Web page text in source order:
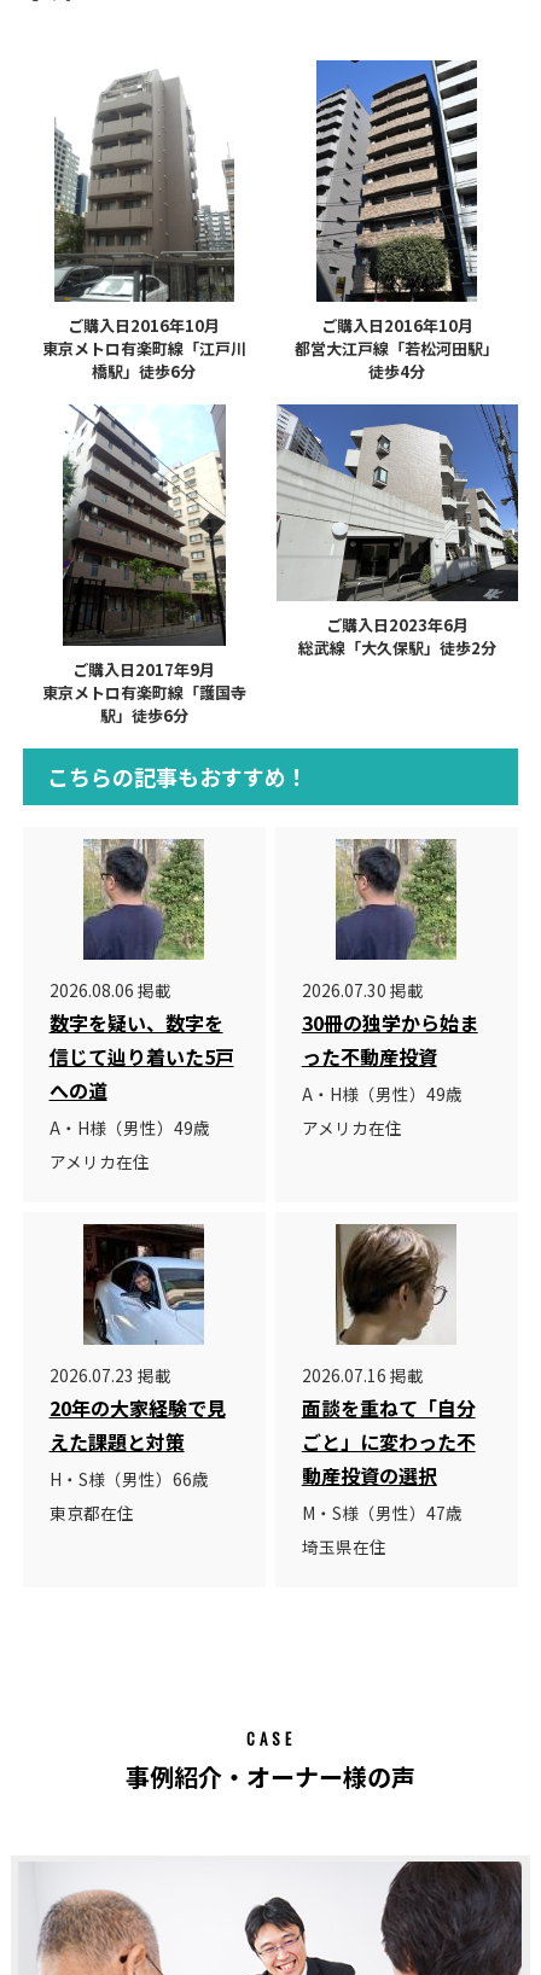
ご購入日2016年10月
東京メトロ有楽町線「江戸川
橋駅」徒歩6分
ご購入日2016年10月
都営大江戸線「若松河田駅」
徒歩4分
ご購入日2017年9月
東京メトロ有楽町線「護国寺
駅」徒歩6分
ご購入日2023年6月
総武線「大久保駅」徒歩2分
こちらの記事もおすすめ！
2026.08.06 掲載
数字を疑い、数字を
信じて辿り着いた5戸
への道
A・H様（男性）49歳
アメリカ在住
2026.07.30 掲載
30冊の独学から始ま
った不動産投資
A・H様（男性）49歳
アメリカ在住
2026.07.23 掲載
20年の大家経験で見
えた課題と対策
H・S様（男性）66歳
東京都在住
2026.07.16 掲載
面談を重ねて「自分
ごと」に変わった不
動産投資の選択
M・S様（男性）47歳
埼玉県在住
CASE
事例紹介・オーナー様の声